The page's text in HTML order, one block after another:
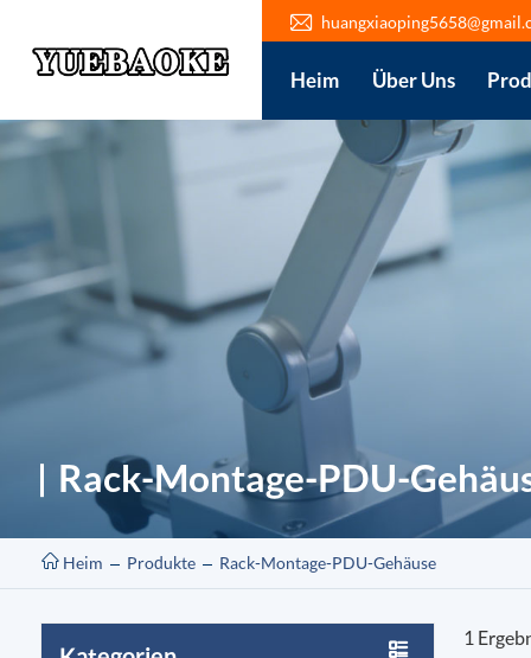
Heim Über Uns
Rack-Montage-PDU-
Heim Produkte Rack-Montage-PDU-Gehäuse
1